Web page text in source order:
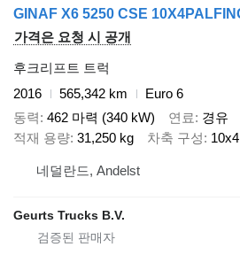
가격은 요청 시 공개
후크리프트 트럭
2016
565,342 km
Euro 6
동력 462 마력 (340 kW) 연료
경유
적재 용량 31,250 kg 차축 구성 10x4
네덜란드, Andelst
Geurts Trucks B.V.